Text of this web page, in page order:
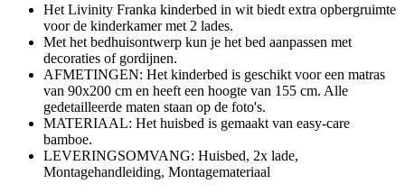
Het Livinity Franka kinderbed in wit biedt extra opbergruimte
voor de kinderkamer met 2 lades.
Met het bedhuisontwerp kun je het bed aanpassen met
decoraties of gordijnen.
AFMETINGEN: Het kinderbed is geschikt voor een matras
van 90x200 cm en heeft een hoogte van 155 cm. Alle
gedetailleerde maten staan op de foto's.
MATERIAAL: Het huisbed is gemaakt van easy-care
bamboe.
LEVERINGSOMVANG: Huisbed, 2x lade,
Montagehandleiding, Montagemateriaal